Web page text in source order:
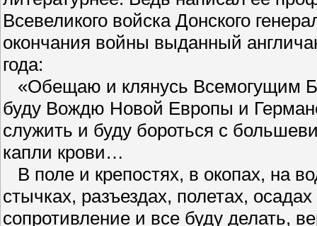
Всевеликого войска Донского
окончания войны выданный
года:
«Обещаю и клянусь Всемогущим
буду Вождю Новой Европы и
служить и буду бороться с
капли крови…
В поле и крепостях, в окопах, на
стычках, разъездах, полетах,
сопротивление и все буду делать,